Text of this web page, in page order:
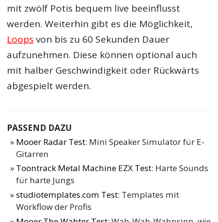
mit zwölf Potis bequem live beeinflusst
werden. Weiterhin gibt es die Möglichkeit,
Loops von bis zu 60 Sekunden Dauer
aufzunehmen. Diese können optional auch
mit halber Geschwindigkeit oder Rückwärts
abgespielt werden.
PASSEND DAZU
Mooer Radar Test: Mini Speaker Simulator für E-
Gitarren
Toontrack Metal Machine EZX Test: Harte Sounds
für harte Jungs
studiotemplates.com Test: Templates mit
Workflow der Profis